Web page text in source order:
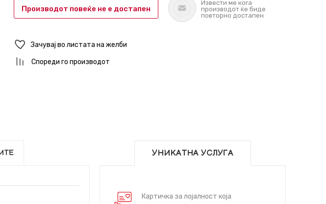
Производот повеќе не е достапен
Извести ме кога
производот ќе биде
повторно достапен
Зачувај во листата на желби
Спореди го производот
УНИКАТНА УСЛУГА
Картичка за лојалност која